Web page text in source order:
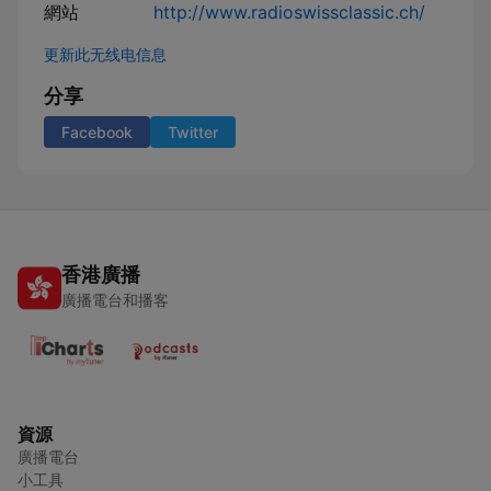
網站 http://www.radioswissclassic.ch/
更新此无线电信息
分享
Facebook Twitter
香港廣播
廣播電台和播客
資源
廣播電台
小工具